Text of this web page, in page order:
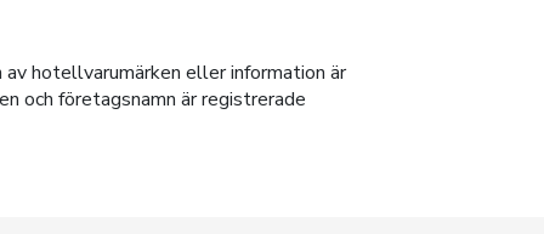
hotellvarumärken eller information är
och företagsnamn är registrerade